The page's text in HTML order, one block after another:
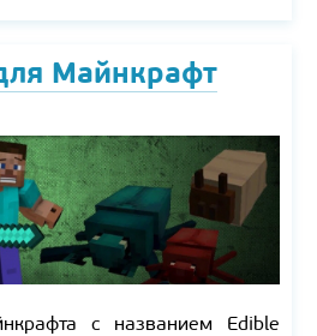
Майнкрафт
с названием Edible